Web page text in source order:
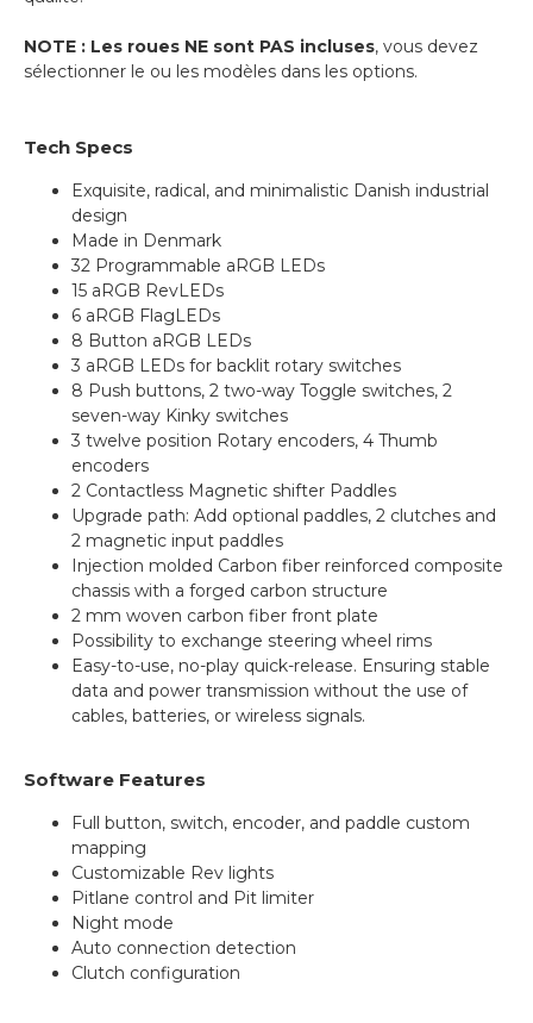
NOTE : Les roues NE sont PAS incluses, vous devez
sélectionner le ou les modèles dans les options.
Tech Specs
Exquisite, radical, and minimalistic Danish industrial
design
Made in Denmark
32 Programmable aRGB LEDs
15 aRGB RevLEDs
6 aRGB FlagLEDs
8 Button aRGB LEDs
3 aRGB LEDs for backlit rotary switches
8 Push buttons, 2 two-way Toggle switches, 2
seven-way Kinky switches
3 twelve position Rotary encoders, 4 Thumb
encoders
2 Contactless Magnetic shifter Paddles
Upgrade path: Add optional paddles, 2 clutches and
2 magnetic input paddles
Injection molded Carbon fiber reinforced composite
chassis with a forged carbon structure
2 mm woven carbon fiber front plate
Possibility to exchange steering wheel rims
Easy-to-use, no-play quick-release. Ensuring stable
data and power transmission without the use of
cables, batteries, or wireless signals.
Software Features
Full button, switch, encoder, and paddle custom
mapping
Customizable Rev lights
Pitlane control and Pit limiter
Night mode
Auto connection detection
Clutch configuration